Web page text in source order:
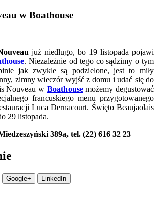
w Boathouse
już niedługo, bo 19 listopada pojawi
. Niezależnie od tego co sądzimy o tym
jak zwykle są podzielone, jest to miły
zimny wieczór wyjść z domu i udać się do
Nouveau w Boathouse możemy degustować
francuskiego menu przygotowanego
Luca Dernacourt. Święto Beaujaolais
29 listopada.
389a, tel. (22) 616 32 23
Google+ LinkedIn